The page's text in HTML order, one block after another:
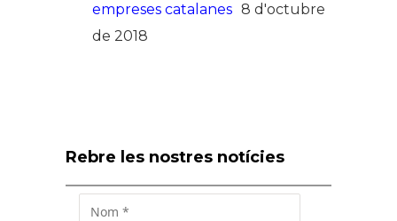
empreses catalanes 8 d'octubre
de 2018
Rebre les nostres notícies